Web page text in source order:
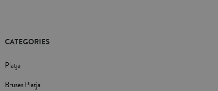
CATEGORIES
Platja
Bruses Platja